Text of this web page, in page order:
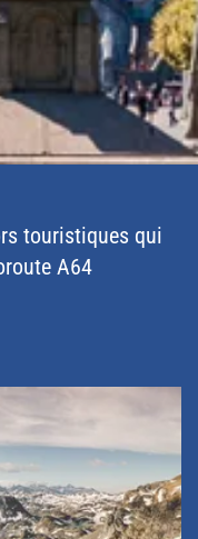
touristiques qui
A64